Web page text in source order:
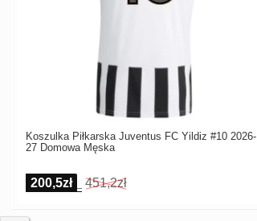
Koszulka Piłkarska Juventus FC Yildiz #10 2026-
27 Domowa Męska
200,5zł 451,2zł